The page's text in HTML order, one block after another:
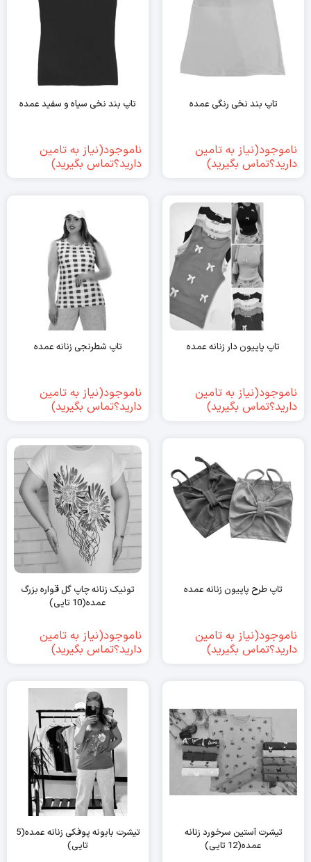
تاپ بند نخی رنگی عمده
ناموجود(نیاز به تامین
دارید؟تماس بگیرید)
تاپ بند نخی سیاه و سفید عمده
ناموجود(نیاز به تامین
دارید؟تماس بگیرید)
تاپ پاپیون دار زنانه عمده
ناموجود(نیاز به تامین
دارید؟تماس بگیرید)
تاپ شطرنجی زنانه عمده
ناموجود(نیاز به تامین
دارید؟تماس بگیرید)
تاپ طرح پاپیون زنانه عمده
ناموجود(نیاز به تامین
دارید؟تماس بگیرید)
تونیک زنانه چاپ گل قواره بزرگ
عمده(10 تایی)
ناموجود(نیاز به تامین
دارید؟تماس بگیرید)
تیشرت آستین سرخورد زنانه
عمده(12 تایی)
تیشرت بابونه پوفکی زنانه عمده(5
تایی)